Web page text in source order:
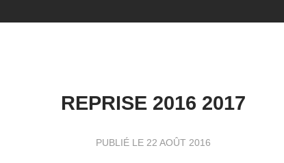
REPRISE 2016 2017
PUBLIÉ LE 22 AOÛT 2016